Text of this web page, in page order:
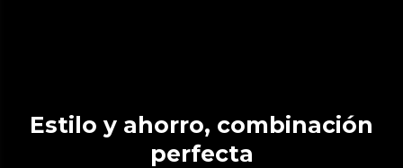
Estilo y ahorro, combinación
perfecta